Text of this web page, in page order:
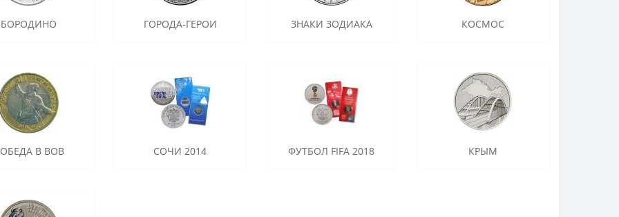
БОРОДИНО ГОРОДА-ГЕРОИ ЗНАКИ ЗОДИАКА КОСМОС
В ВОВ СОЧИ 2014 ФУТБОЛ FIFA 2018 КРЫМ